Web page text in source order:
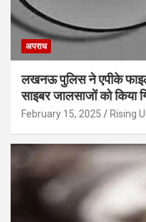
अपराध
लखनऊ पुलिस ने एपीके
साइबर जालसाजों को किया
February 15, 2025 Rising